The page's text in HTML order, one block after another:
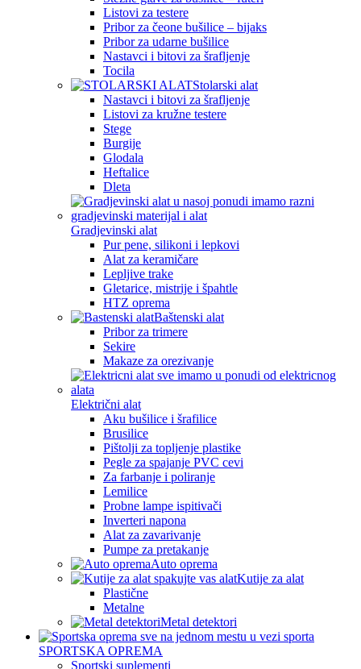
Listovi za testere
Pribor za čeone bušilice – bijaks
Pribor za udarne bušilice
Nastavci i bitovi za šrafljenje
Tocila
Stolarski alat
Nastavci i bitovi za šrafljenje
Listovi za kružne testere
Stege
Burgije
Glodala
Heftalice
Dleta
Gradjevinski alat
Pur pene, silikoni i lepkovi
Alat za keramičare
Lepljive trake
Gletarice, mistrije i špahtle
HTZ oprema
Baštenski alat
Pribor za trimere
Sekire
Makaze za orezivanje
Električni alat
Aku bušilice i šrafilice
Brusilice
Pištolji za topljenje plastike
Pegle za spajanje PVC cevi
Za farbanje i poliranje
Lemilice
Probne lampe ispitivači
Inverteri napona
Alat za zavarivanje
Pumpe za pretakanje
Auto oprema
Kutije za alat
Plastične
Metalne
Metal detektori
SPORTSKA OPREMA
Sportski suplementi